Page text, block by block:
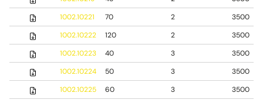
1002.10221
70 2
3500
1002.10222
120 2
3500
1002.10223
40 3
3500
1002.10224
50 3
3500
1002.10225
60 3
3500